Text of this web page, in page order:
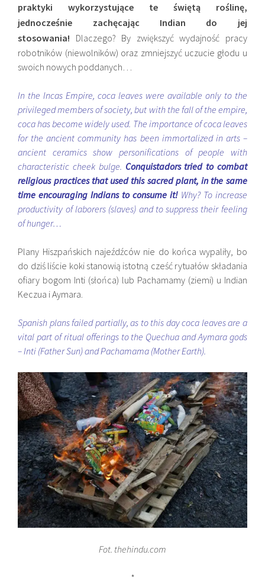
praktyki wykorzystujące te świętą roślinę,
jednocześnie zachęcając Indian do jej
stosowania! Dlaczego? By zwiększyć wydajność pracy
robotników (niewolników) oraz zmniejszyć uczucie głodu u
swoich nowych poddanych…
In the Incas Empire, coca leaves were available only to the
privileged members of society, but with the fall of the empire,
coca has become widely used. The importance of coca leaves
for the ancient community has been immortalized in arts –
ancient ceramics show personifications of people with
characteristic cheek bulge. Conquistadors tried to combat
religious practices that used this sacred plant, in the same
time encouraging Indians to consume it!Why? To increase
productivity of laborers (slaves) and to suppress their feeling
of hunger…
Plany Hiszpańskich najeźdźców nie do końca wypaliły, bo
do dziś liście koki stanowią istotną cześć rytuałów składania
ofiary bogom Inti (słońca) lub Pachamamy (ziemi) u Indian
Keczua i Aymara.
Spanish plans failed partially, as to this day coca leaves are a
vital part of ritual offerings to the Quechua and Aymara gods
– Inti (Father Sun) and Pachamama (Mother Earth).
Fot. thehindu.com
*